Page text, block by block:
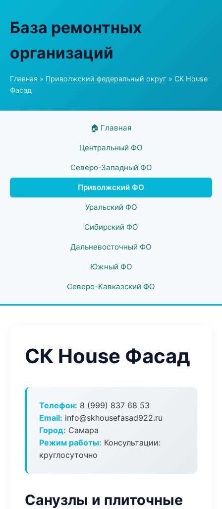
База ремонтных
организаций
Главная » Приволжский федеральный округ » СК House
Фасад
🏠 Главная
Центральный ФО
Северо-Западный ФО
Приволжский ФО
Уральский ФО
Сибирский ФО
Дальневосточный ФО
Южный ФО
Северо-Кавказский ФО
СК House Фасад
Телефон: 8 (999) 837 68 53
Email: info@skhousefasad922.ru
Город: Самара
Режим работы: Консультации:
круглосуточно
Санузлы и плиточные